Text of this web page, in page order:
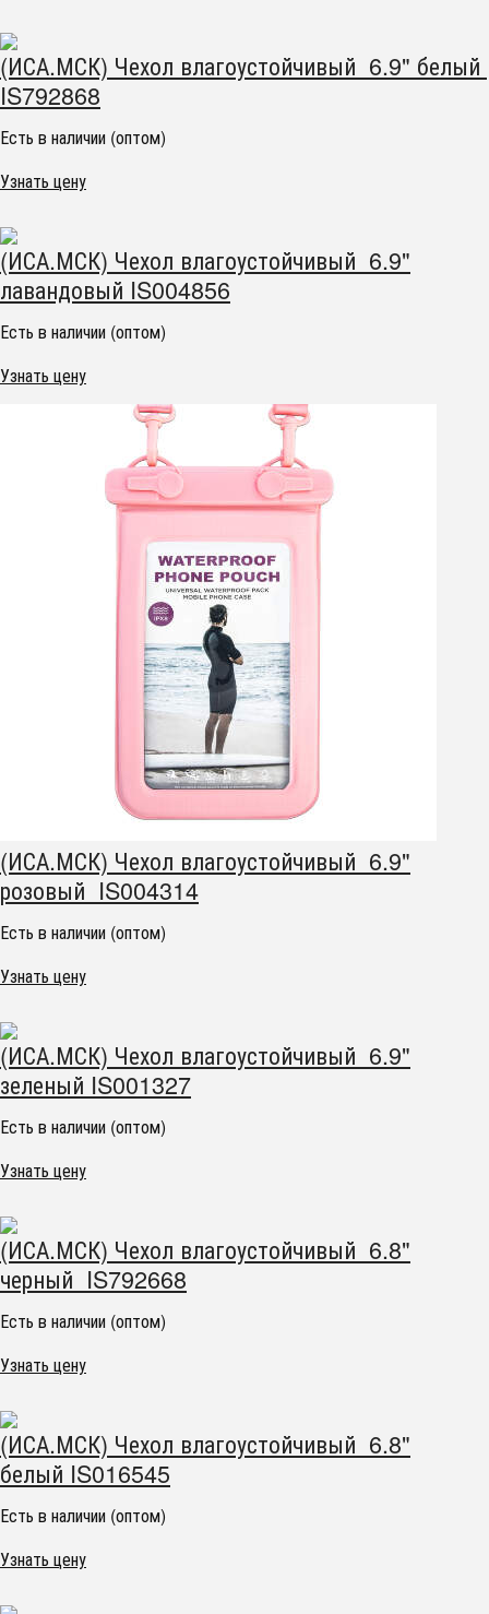
(ИСА.МСК) Чехол влагоустойчивый 6.9" белый
IS792868
Есть в наличии (оптом)
Узнать цену
(ИСА.МСК) Чехол влагоустойчивый 6.9"
лавандовый IS004856
Есть в наличии (оптом)
Узнать цену
(ИСА.МСК) Чехол влагоустойчивый 6.9"
розовый IS004314
Есть в наличии (оптом)
Узнать цену
(ИСА.МСК) Чехол влагоустойчивый 6.9"
зеленый IS001327
Есть в наличии (оптом)
Узнать цену
(ИСА.МСК) Чехол влагоустойчивый 6.8"
черный IS792668
Есть в наличии (оптом)
Узнать цену
(ИСА.МСК) Чехол влагоустойчивый 6.8"
белый IS016545
Есть в наличии (оптом)
Узнать цену